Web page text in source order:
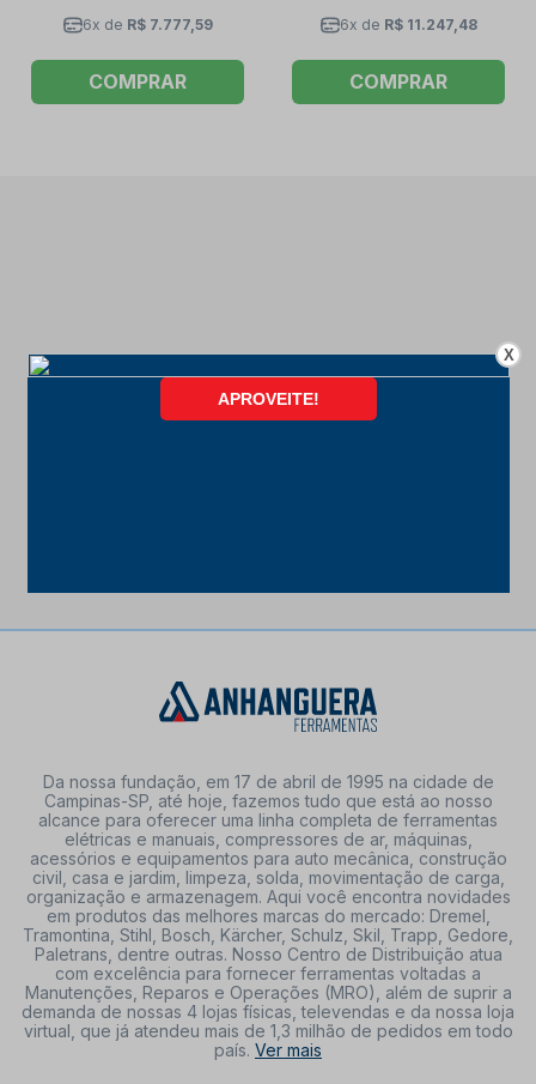
6x de R$ 7.777,59
COMPRAR
6x de R$ 11.247,48
COMPRAR
FORMAS DE PAGAMENTO
Da nossa fundação, em 17 de abril de 1995 na cidade de
Campinas-SP, até hoje, fazemos tudo que está ao nosso
alcance para oferecer uma linha completa de ferramentas
elétricas e manuais, compressores de ar, máquinas,
acessórios e equipamentos para auto mecânica, construção
civil, casa e jardim, limpeza, solda, movimentação de carga,
organização e armazenagem. Aqui você encontra novidades
em produtos das melhores marcas do mercado: Dremel,
Tramontina, Stihl, Bosch, Kärcher, Schulz, Skil, Trapp, Gedore,
Paletrans, dentre outras. Nosso Centro de Distribuição atua
com excelência para fornecer ferramentas voltadas a
Manutenções, Reparos e Operações (MRO), além de suprir a
demanda de nossas 4 lojas físicas, televendas e da nossa loja
virtual, que já atendeu mais de 1,3 milhão de pedidos em todo
país. Ver mais
X